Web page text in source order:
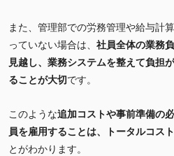
また、管理部での労務管理や給与計
っていない場合は、 社員全体の業務
見越し、業務システムを整えて負担
ることが大切です。
このような追加コストや事前準備の
員を雇用することは、トータルコス
とがわかります。